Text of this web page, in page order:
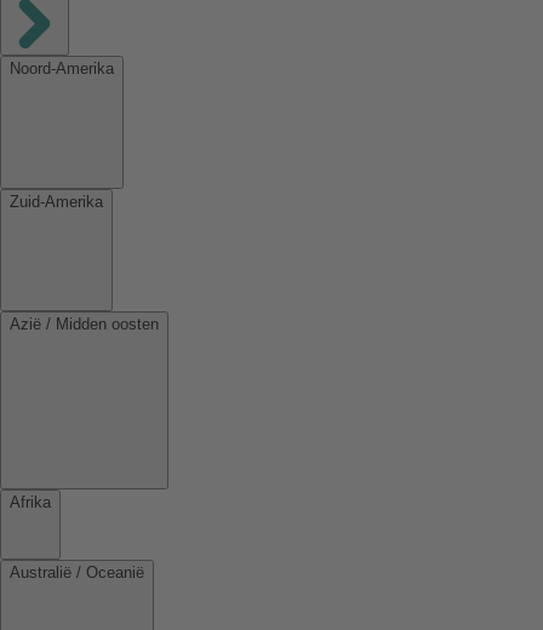
Noord-Amerika
Zuid-Amerika
Azië / Midden oosten
Afrika
Australië / Oceanië